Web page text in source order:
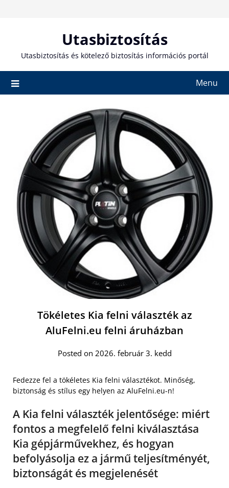
Utasbiztosítás
Utasbiztosítás és kötelező biztosítás információs portál
Menu
Tökéletes Kia felni választék az
AluFelni.eu felni áruházban
Posted on 2026. február 3. kedd
Fedezze fel a tökéletes Kia felni választékot. Minőség,
biztonság és stílus egy helyen az AluFelni.eu-n!
A Kia felni választék jelentősége: miért
fontos a megfelelő felni kiválasztása
Kia gépjárművekhez, és hogyan
befolyásolja ez a jármű teljesítményét,
biztonságát és megjelenését